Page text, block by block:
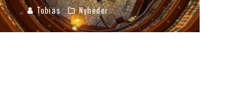
Tobias Nyheder